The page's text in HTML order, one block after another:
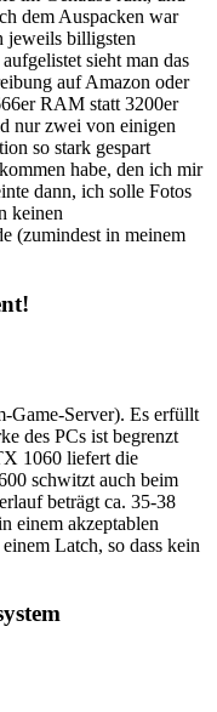
dem Auspacken war
jeweils billigsten
sieht man das
auf Amazon oder
RAM statt 3200er
nur zwei von einigen
so stark gespart
habe, den ich mir
dann, ich solle Fotos
keinen
(zumindest in meinem
Game-Server). Es erfüllt
des PCs ist begrenzt
1060 liefert die
schwitzt auch beim
beträgt ca. 35-38
einem akzeptablen
Latch, so dass kein